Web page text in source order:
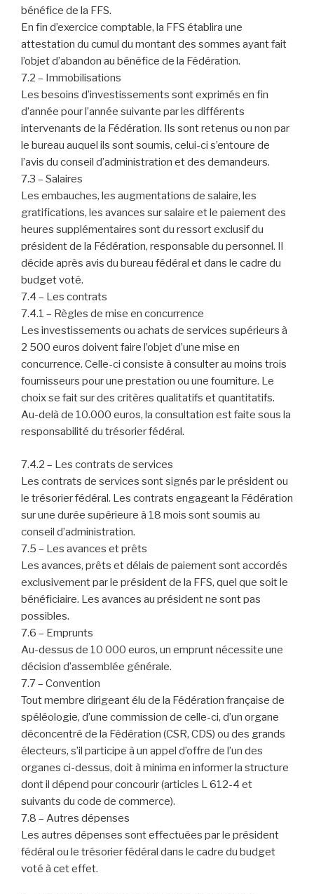
bénéfice de la FFS.
En fin d’exercice comptable, la FFS établira une
attestation du cumul du montant des sommes ayant fait
l’objet d’abandon au bénéfice de la Fédération.
7.2 – Immobilisations
Les besoins d’investissements sont exprimés en fin
d’année pour l’année suivante par les différents
intervenants de la Fédération. Ils sont retenus ou non par
le bureau auquel ils sont soumis, celui-ci s’entoure de
l’avis du conseil d’administration et des demandeurs.
7.3 – Salaires
Les embauches, les augmentations de salaire, les
gratifications, les avances sur salaire et le paiement des
heures supplémentaires sont du ressort exclusif du
président de la Fédération, responsable du personnel. Il
décide après avis du bureau fédéral et dans le cadre du
budget voté.
7.4 – Les contrats
7.4.1 – Règles de mise en concurrence
Les investissements ou achats de services supérieurs à
2 500 euros doivent faire l’objet d’une mise en
concurrence. Celle-ci consiste à consulter au moins trois
fournisseurs pour une prestation ou une fourniture. Le
choix se fait sur des critères qualitatifs et quantitatifs.
Au-delà de 10.000 euros, la consultation est faite sous la
responsabilité du trésorier fédéral.
7.4.2 – Les contrats de services
Les contrats de services sont signés par le président ou
le trésorier fédéral. Les contrats engageant la Fédération
sur une durée supérieure à 18 mois sont soumis au
conseil d’administration.
7.5 – Les avances et prêts
Les avances, prêts et délais de paiement sont accordés
exclusivement par le président de la FFS, quel que soit le
bénéficiaire. Les avances au président ne sont pas
possibles.
7.6 – Emprunts
Au-dessus de 10 000 euros, un emprunt nécessite une
décision d’assemblée générale.
7.7 – Convention
Tout membre dirigeant élu de la Fédération française de
spéléologie, d’une commission de celle-ci, d’un organe
déconcentré de la Fédération (CSR, CDS) ou des grands
électeurs, s’il participe à un appel d’offre de l’un des
organes ci-dessus, doit à minima en informer la structure
dont il dépend pour concourir (articles L 612-4 et
suivants du code de commerce).
7.8 – Autres dépenses
Les autres dépenses sont effectuées par le président
fédéral ou le trésorier fédéral dans le cadre du budget
voté à cet effet.